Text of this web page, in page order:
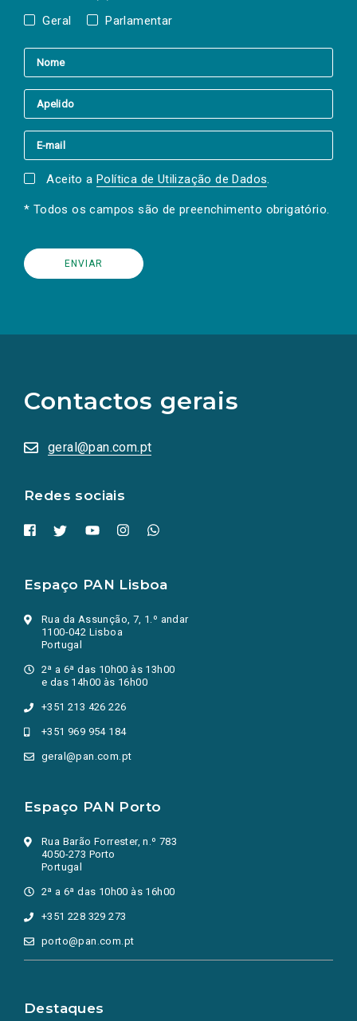
Geral Parlamentar
Aceito a Política de Utilização de Dados.
* Todos os campos são de preenchimento obrigatório.
Contactos gerais
geral@pan.com.pt
Redes sociais
redes
sociais
numa
nova
Espaço PAN Lisboa
Rua da Assunção, 7, 1.º andar
1100-042 Lisboa
Portugal
2ª a 6ª das 10h00 às 13h00
e das 14h00 às 16h00
+351 213 426 226
+351 969 954 184
geral@pan.com.pt
Espaço PAN Porto
Rua Barão Forrester, n.º 783
4050-273 Porto
Portugal
2ª a 6ª das 10h00 às 16h00
+351 228 329 273
porto@pan.com.pt
Destaques